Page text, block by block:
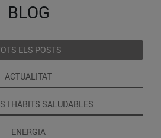
BLOG
ELS POSTS
ACTUALITAT
I HÀBITS SALUDABLES
ENERGIA